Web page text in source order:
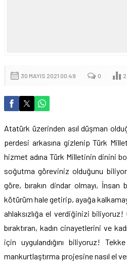
30 MAYIS 2021 00:49 0
Atatürk üzerinden asıl düşman
perdesi arkasına gizlenip Türk
hizmet adına Türk Milletinin dinini
soğutma göreviniz olduğunu
göre, bırakın dindar olmayı, İnsan
kötürüm hale getirip, ayağa
ahlaksızlığa el verdiğinizi biliyoruz!
bıraktıran, kadın cinayetlerini ve
için uygulandığını biliyoruz!
mankurtlaştırma projesine nasıl el